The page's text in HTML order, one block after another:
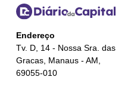
Endereço
Tv. D, 14 - Nossa Sra. das
Gracas, Manaus - AM,
69055-010